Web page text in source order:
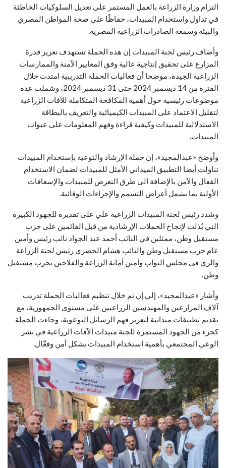
التزام وزارة الزراعة بالعمل المستمر على تعديل السلوكيات الخاطئة
في تداول واستخدام المبيدات، حفاظًا على صحة المواطن المصري
والبيئة وسمعة الصادرات الزراعية المصرية.
وأضاف رئيس لجنة المبيدات إن هذه الحملة تستهدف تعزيز قدرة
المزارع على تحقيق إنتاجية عالية وفق المعايير الآمنة والممارسات
الزراعية الجيدة، موضحا أن فعاليات الحملة التدريبية امتدت خلال
الفترة من 14 ديسمبر 2024 حتى 31 ديسمبر 2024، وشملت عدة
موضوعات رئيسية حول أهمية المكافحة المتكاملة للآفات الزراعية
لتقليل الاعتماد على المبيدات الكيميائية والتعريف بالبطاقة
الاستدلالية للمبيدات وكيفية قراءة وفهم المعلومات على عبوات
المبيدات.
وأوضح «عبدالمجيد»، إن حملة الإرشاد والتوعية بإستخدام المبيدات
تناولت أيضا التطبيق الميداني الأمثل للمبيدات لضمان الاستخدام
الفعال والآمن بالإضافة الى طرق التعرض للمبيدات والإسعافات
الأولية بما يشمل أعراض التسمم والإجراءات الوقائية.
وشدد رئيس لجنة المبيدات الزراعية علي على تقديره للجهود الكبيرة
التي بُذلت لإنجاح الحملات الإرشادية من قبل القائمين على حزب
مستقبل وطن، ممثلين في النائب أحمد عبد الجواد نائب رئيس وأمين
عام حزب مستقبل وطن والنائب هشام الحصري رئيس لجنة الزراعة
والري في مجلس النواب وأمين أمانة الزراعة والفلاحين بحزب مستقبل
وطن.
وأشار «عبدالمجيد»، إلي إن تم خلال تنظيم فعاليات الحملة تدريب
آلاف المزارعين والمهندسين الزراعيين على مستوى الجمهورية، مع
تقديم تطبيقات ميدانية لتعزيز فهم الرسائل التوعوية، وجاءت الحملة
كجزء من الجهود المستمرة للجنة مبيدات الآفات الزراعية في نشر
الوعي المجتمعي بأهمية استخدام المبيدات بشكل آمن وفعّال.